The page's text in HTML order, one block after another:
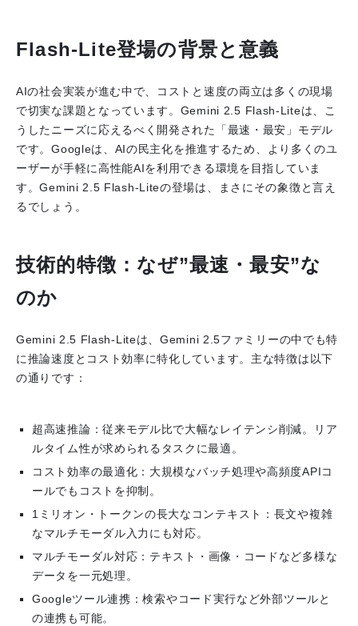
Flash-Lite登場の背景と意義
AIの社会実装が進む中で、コストと速度の両立は多くの現場
で切実な課題となっています。Gemini 2.5 Flash-Liteは、こ
うしたニーズに応えるべく開発された「最速・最安」モデル
です。Googleは、AIの民主化を推進するため、より多くのユ
ーザーが手軽に高性能AIを利用できる環境を目指していま
す。Gemini 2.5 Flash-Liteの登場は、まさにその象徴と言え
るでしょう。
技術的特徴：なぜ”最速・最安”な
のか
Gemini 2.5 Flash-Liteは、Gemini 2.5ファミリーの中でも特
に推論速度とコスト効率に特化しています。主な特徴は以下
の通りです：
超高速推論 ：従来モデル比で大幅なレイテンシ削減。リア
ルタイム性が求められるタスクに最適。
コスト効率の最適化 ：大規模なバッチ処理や高頻度APIコ
ールでもコストを抑制。
1ミリオン・トークンの長大なコンテキスト
：長文や複雑
なマルチモーダル入力にも対応。
マルチモーダル対応 ：テキスト・画像・コードなど多様な
データを一元処理。
Googleツール連携 ：検索やコード実行など外部ツールと
の連携も可能。